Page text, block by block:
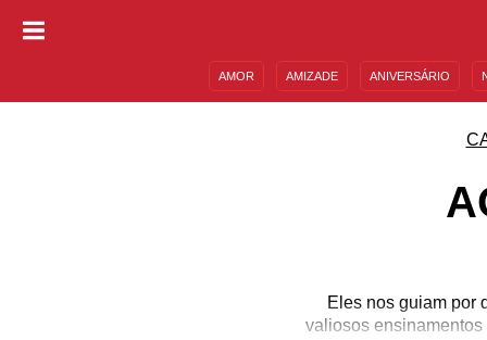
AMOR AMIZADE ANIVERSÁRIO
Eles nos guiam por
valiosos